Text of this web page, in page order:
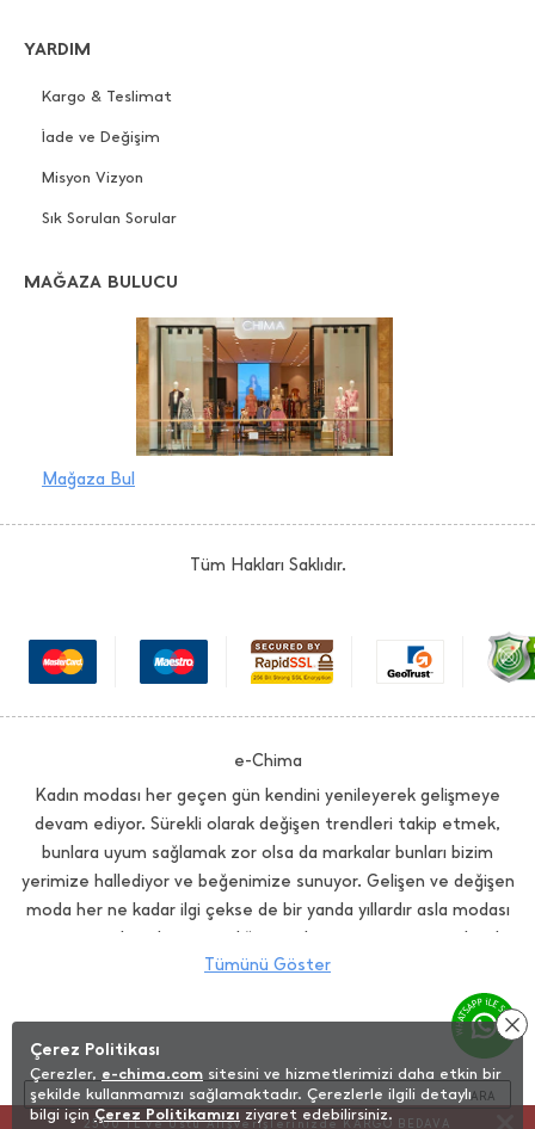
YARDIM
Kargo & Teslimat
İade ve Değişim
Misyon Vizyon
Sık Sorulan Sorular
MAĞAZA BULUCU
Mağaza Bul
Tüm Hakları Saklıdır.
e-Chima
Kadın modası her geçen gün kendini yenileyerek gelişmeye
devam ediyor. Sürekli olarak değişen trendleri takip etmek,
bunlara uyum sağlamak zor olsa da markalar bunları bizim
yerimize hallediyor ve beğenimize sunuyor. Gelişen ve değişen
moda her ne kadar ilgi çekse de bir yanda yıllardır asla modası
geçmeyen, her dönem varlığını sürdüren zamansız çizgiler de
mevcut. Günlük hayatta olduğu kadar çalışma hayatında da şık
ve stil sahibi görünmek isteyen kadınların tercihi echima.com
da size tüm bunları birarada sunuyor. İhtiyacınız olan tüm
modellerde sezonun trendlerini yakalarken zamansız çizgilerle
imzasını atmayı ihmal etmiyor. Elbiselerde sizi çok şık
gösterecek hem de konforunuzu sağlayacak modelleri
Tümünü Göster
2500 TL ve Üstü Alışverişlerinizde KARGO BEDAVA
ARA
Çerez Politikası
Çerezler, e-chima.com sitesini ve hizmetlerimizi daha etkin bir
şekilde kullanmamızı sağlamaktadır. Çerezlerle ilgili detaylı
bilgi içinÇerez Politikamızı ziyaret edebilirsiniz.